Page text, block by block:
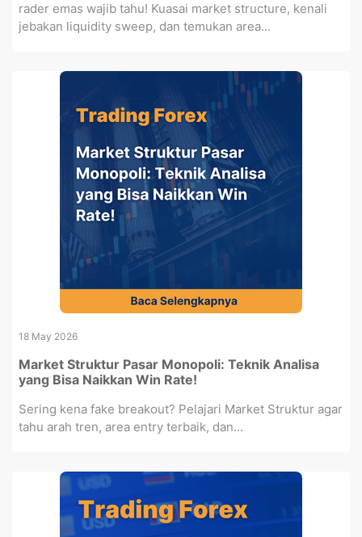
rader emas wajib tahu! Kuasai market structure, kenali
jebakan liquidity sweep, dan temukan area...
18 May 2026
Market Struktur Pasar Monopoli: Teknik Analisa
yang Bisa Naikkan Win Rate!
Sering kena fake breakout? Pelajari Market Struktur agar
tahu arah tren, area entry terbaik, dan...